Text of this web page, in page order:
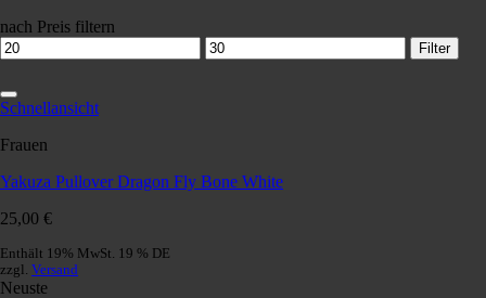
nach Preis filtern
Min.
Preis
Max.
Preis
Filter
Schnellansicht
Frauen
Yakuza Pullover Dragon Fly Bone White
25,00 €
Enthält 19% MwSt. 19 % DE
zzgl. Versand
Neuste